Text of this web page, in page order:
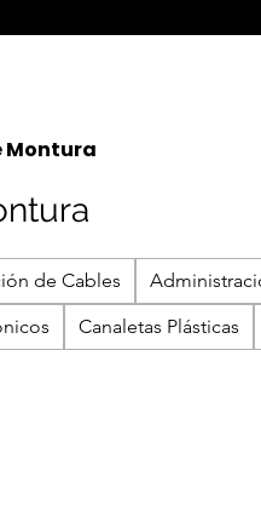
Montura
de Cables
Canaletas Plásticas